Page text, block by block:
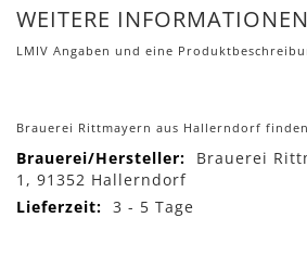
WEITERE INFORMATIONEN
LMIV Angaben und eine
Brauerei Rittmayern aus Hallerndorf
Mehr
Informationen
Brauerei
1, 91352 Hallerndorf
3 - 5 Tage